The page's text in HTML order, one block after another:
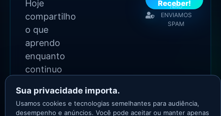
Hoje
compartilho
o que
aprendo
enquanto
continuo
Receber!
NÃO
ENVIAMOS
SPAM
2026 Copyright - Todos
Sua privacidade importa.
Usamos cookies e tecnologias semelhantes para audiência,
desempenho e anúncios. Você pode aceitar ou manter apenas